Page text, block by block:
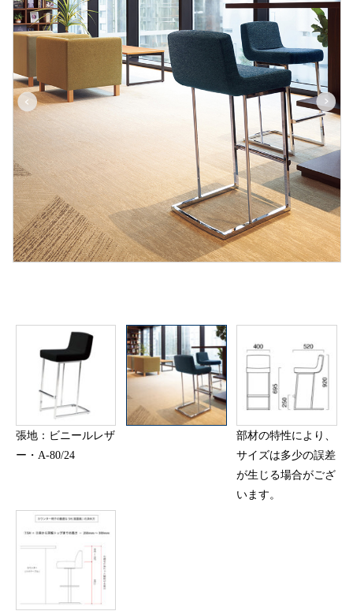
張地：ビニールレザ
ー・A-80/24
部材の特性により、
サイズは多少の誤差
が生じる場合がござ
います。